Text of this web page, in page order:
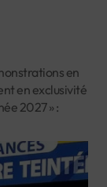
en
en exclusivité
2027 » :